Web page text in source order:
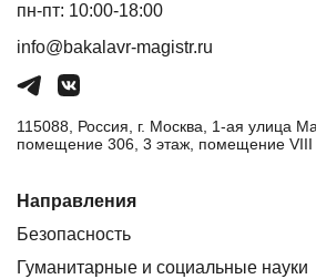
пн-пт: 10:00-18:00
info@bakalavr-magistr.ru
115088, Россия, г. Москва, 1-ая улица
помещение 306, 3 этаж, помещение VIII
Направления
Безопасность
Гуманитарные и социальные науки